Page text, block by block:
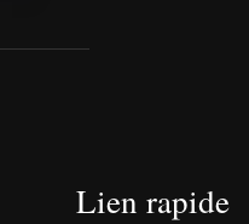
Lien rapide